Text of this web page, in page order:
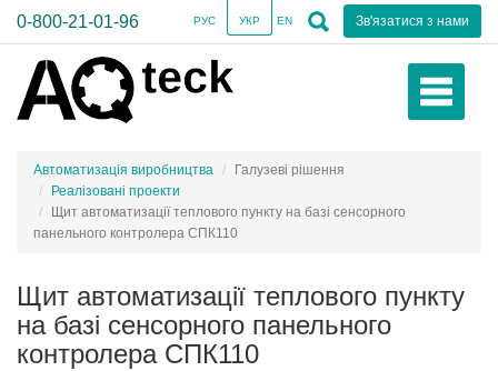
0-800-21-01-96 Зв'язатися з нами
РУС УКР EN
Автоматизація виробництва
Галузеві рішення
Реалізовані проекти
Щит автоматизації теплового пункту на базі сенсорного
панельного контролера СПК110
Щит автоматизації теплового пункту
на базі сенсорного панельного
контролера СПК110